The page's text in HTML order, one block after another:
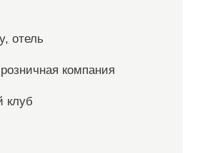
отель
компания
клуб